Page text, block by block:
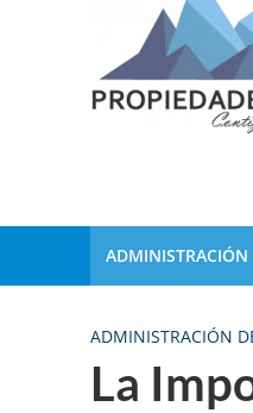
ADMINISTRACIÓN
ADMINISTRACIÓN
La